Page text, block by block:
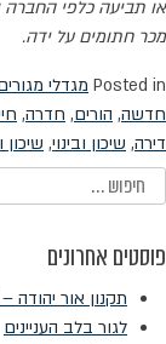
או תביעה כלפי
מכר חתומים על ידה.
Posted in מגדלי
חדשה, הורים, חדרה,
דירה, שיכון ובינוי, שיכון
חיפוש:
פוסטים אחרונים
תקנון אור יהודה – OLAM – הגרלת מכונית נובמבר 2025
לגור בלב העניינים